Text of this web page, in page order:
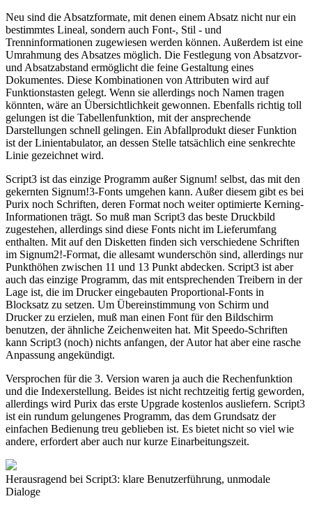
Neu sind die Absatzformate, mit denen einem Absatz nicht nur ein
bestimmtes Lineal, sondern auch Font-, Stil - und
Trenninformationen zugewiesen werden können. Außerdem ist eine
Umrahmung des Absatzes möglich. Die Festlegung von Absatzvor-
und Absatzabstand ermöglicht die feine Gestaltung eines
Dokumentes. Diese Kombinationen von Attributen wird auf
Funktionstasten gelegt. Wenn sie allerdings noch Namen tragen
könnten, wäre an Übersichtlichkeit gewonnen. Ebenfalls richtig toll
gelungen ist die Tabellenfunktion, mit der ansprechende
Darstellungen schnell gelingen. Ein Abfallprodukt dieser Funktion
ist der Linientabulator, an dessen Stelle tatsächlich eine senkrechte
Linie gezeichnet wird.
Script3 ist das einzige Programm außer Signum! selbst, das mit den
gekernten Signum!3-Fonts umgehen kann. Außer diesem gibt es bei
Purix noch Schriften, deren Format noch weiter optimierte Kerning-
Informationen trägt. So muß man Script3 das beste Druckbild
zugestehen, allerdings sind diese Fonts nicht im Lieferumfang
enthalten. Mit auf den Disketten finden sich verschiedene Schriften
im Signum2!-Format, die allesamt wunderschön sind, allerdings nur
Punkthöhen zwischen 11 und 13 Punkt abdecken. Script3 ist aber
auch das einzige Programm, das mit entsprechenden Treibern in der
Lage ist, die im Drucker eingebauten Proportional-Fonts in
Blocksatz zu setzen. Um Übereinstimmung von Schirm und
Drucker zu erzielen, muß man einen Font für den Bildschirm
benutzen, der ähnliche Zeichenweiten hat. Mit Speedo-Schriften
kann Script3 (noch) nichts anfangen, der Autor hat aber eine rasche
Anpassung angekündigt.
Versprochen für die 3. Version waren ja auch die Rechenfunktion
und die Indexerstellung. Beides ist nicht rechtzeitig fertig geworden,
allerdings wird Purix das erste Upgrade kostenlos ausliefern. Script3
ist ein rundum gelungenes Programm, das dem Grundsatz der
einfachen Bedienung treu geblieben ist. Es bietet nicht so viel wie
andere, erfordert aber auch nur kurze Einarbeitungszeit.
Herausragend bei Script3: klare Benutzerführung, unmodale
Dialoge